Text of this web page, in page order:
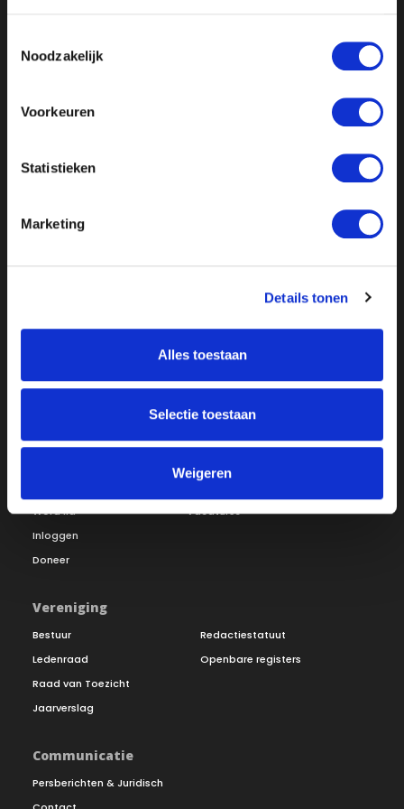
Noodzakelijk
Voorkeuren
Statistieken
Marketing
Details tonen
Alles toestaan
Selectie toestaan
Weigeren
Word lid
Inloggen
Doneer
Steunbetuigingen
Vacatures
Vereniging
Bestuur
Ledenraad
Raad van Toezicht
Jaarverslag
Redactiestatuut
Openbare registers
Communicatie
Persberichten & Juridisch